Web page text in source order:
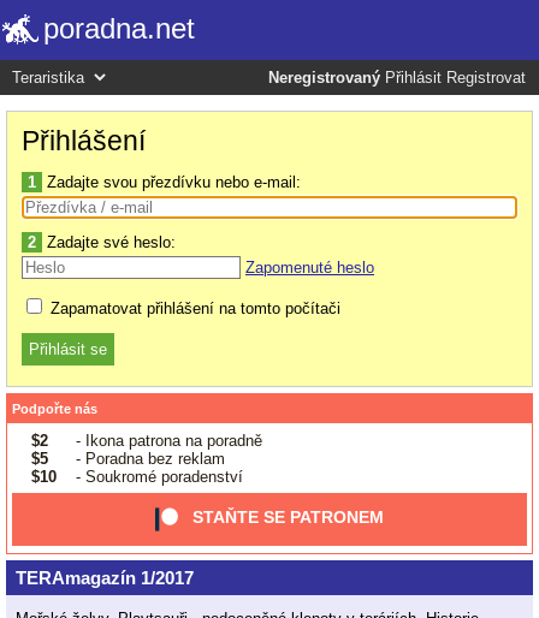
poradna.net
Neregistrovaný Přihlásit Registrovat
Přihlášení
1 Zadajte svou přezdívku nebo e-mail:
2 Zadajte své heslo:
Zapomenuté heslo
Zapamatovat přihlášení na tomto počítači
Podpořte nás
$2
- Ikona patrona na poradně
$5
- Poradna bez reklam
$10
- Soukromé poradenství
STAŇTE SE PATRONEM
TERAmagazín 1/2017